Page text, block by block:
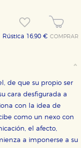
Rústica 16,90 €COMPRAR
de que su propio ser
cara desfigurada a
con la idea de
como un nexo con
el afecto,
a imponerse a su